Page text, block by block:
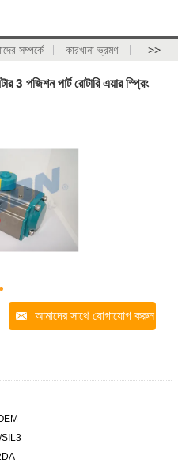
সম্পর্কে কারখানা ভ্রমণ >>
3 পজিশন পার্ট রোটারি এয়ার স্প্রিং
আমাদের সাথে যোগাযোগ করুন
SIL3